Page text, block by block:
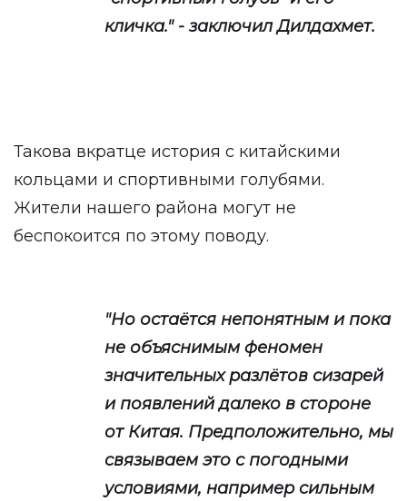
кличка." - заключил Дилдахмет.
Такова вкратце история с китайскими
кольцами и спортивными голубями.
Жители нашего района могут не
беспокоится по этому поводу.
"Но остаётся непонятным и пока
не объяснимым феномен
значительных разлётов сизарей
и появлений далеко в стороне
от Китая. Предположительно, мы
связываем это с погодными
условиями, например сильным